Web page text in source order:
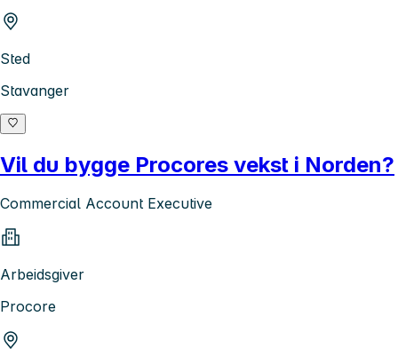
Sted
Stavanger
Vil du bygge Procores vekst i Norden?
Commercial Account Executive
Arbeidsgiver
Procore